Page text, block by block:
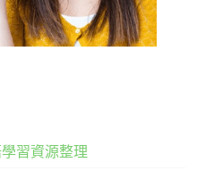
習資源整理